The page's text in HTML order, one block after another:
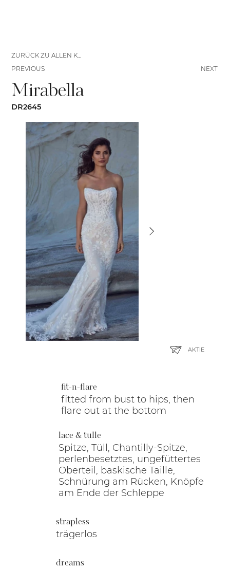
fit-n-flare
fitted from bust to hips, then
flare out at the bottom
lace & tulle
Spitze, Tüll, Chantilly-Spitze,
perlenbesetztes, ungefüttertes
Oberteil, baskische Taille,
Schnürung am Rücken, Knöpfe
am Ende der Schleppe
strapless
trägerlos
dreams
Mirabella
DR2645
AKTIE
NEXT
ZURÜCK ZU ALLEN KLEIDERN
PREVIOUS